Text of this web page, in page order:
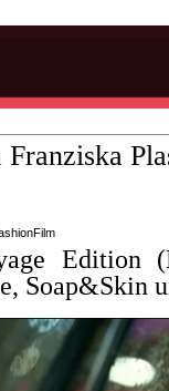
Edition
Soap&Skin